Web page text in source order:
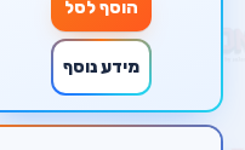
הוסף לסל
מידע נוסף